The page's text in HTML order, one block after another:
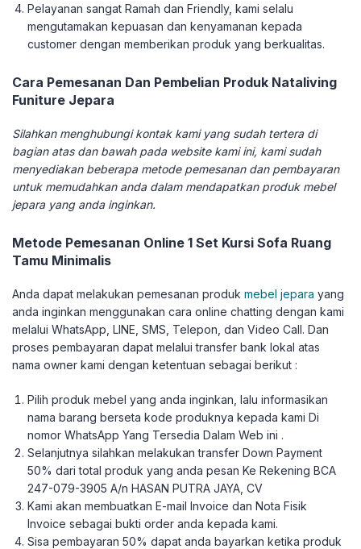
Pelayanan sangat Ramah dan Friendly, kami selalu
mengutamakan kepuasan dan kenyamanan kepada
customer dengan memberikan produk yang berkualitas.
Cara Pemesanan Dan Pembelian Produk Nataliving
Funiture Jepara
Silahkan menghubungi kontak kami yang sudah tertera di
bagian atas dan bawah pada website kami ini, kami sudah
menyediakan beberapa metode pemesanan dan pembayaran
untuk memudahkan anda dalam mendapatkan produk mebel
jepara yang anda inginkan.
Metode Pemesanan Online 1 Set Kursi Sofa Ruang
Tamu Minimalis
Anda dapat melakukan pemesanan produk mebel jepara yang
anda inginkan menggunakan cara online chatting dengan kami
melalui WhatsApp, LINE, SMS, Telepon, dan Video Call. Dan
proses pembayaran dapat melalui transfer bank lokal atas
nama owner kami dengan ketentuan sebagai berikut :
Pilih produk mebel yang anda inginkan, lalu informasikan
nama barang berseta kode produknya kepada kami Di
nomor WhatsApp Yang Tersedia Dalam Web ini .
Selanjutnya silahkan melakukan transfer Down Payment
50% dari total produk yang anda pesan Ke Rekening BCA
247-079-3905 A/n HASAN PUTRA JAYA, CV
Kami akan membuatkan E-mail Invoice dan Nota Fisik
Invoice sebagai bukti order anda kepada kami.
Sisa pembayaran 50% dapat anda bayarkan ketika produk